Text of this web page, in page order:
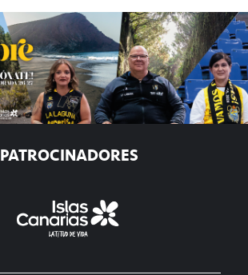
PATROCINADORES